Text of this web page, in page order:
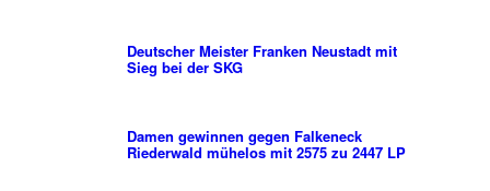
Deutscher Meister Franken Neustadt mit
Sieg bei der SKG
Damen gewinnen gegen Falkeneck
Riederwald mühelos mit 2575 zu 2447 LP